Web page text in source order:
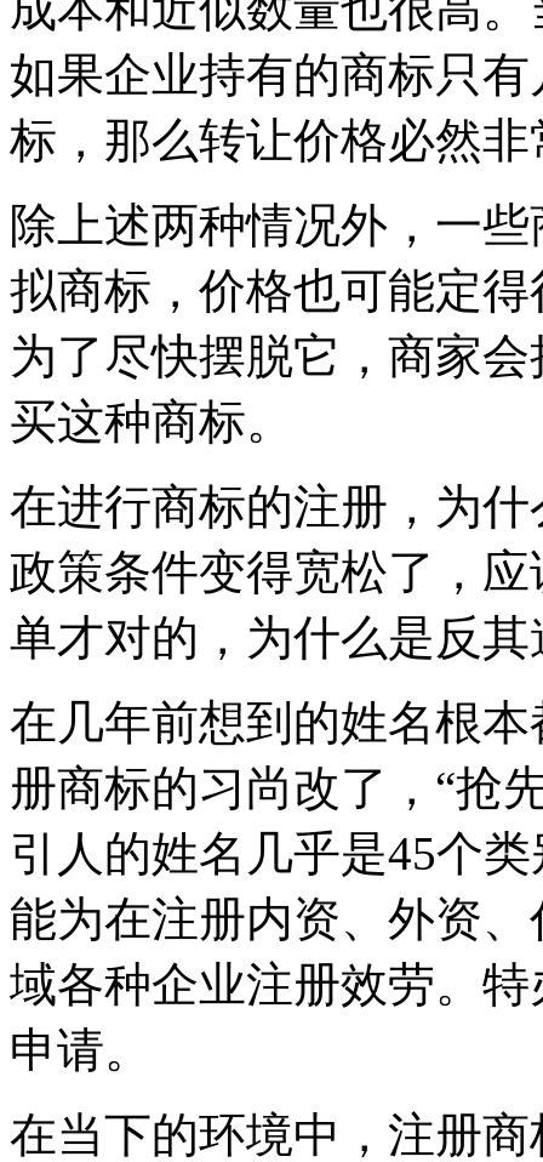
如果企业持有的商标只
标，那么转让价格必然非
除上述两种情况外，一
拟商标，价格也可能定
为了尽快摆脱它，商家
买这种商标。
在进行商标的注册，为
政策条件变得宽松了，
单才对的，为什么是反
在几年前想到的姓名根
册商标的习尚改了，“抢
引人的姓名几乎是45个
能为在注册内资、外资
域各种企业注册效劳。
申请。
在当下的环境中，注册